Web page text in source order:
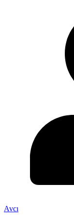
Avcı